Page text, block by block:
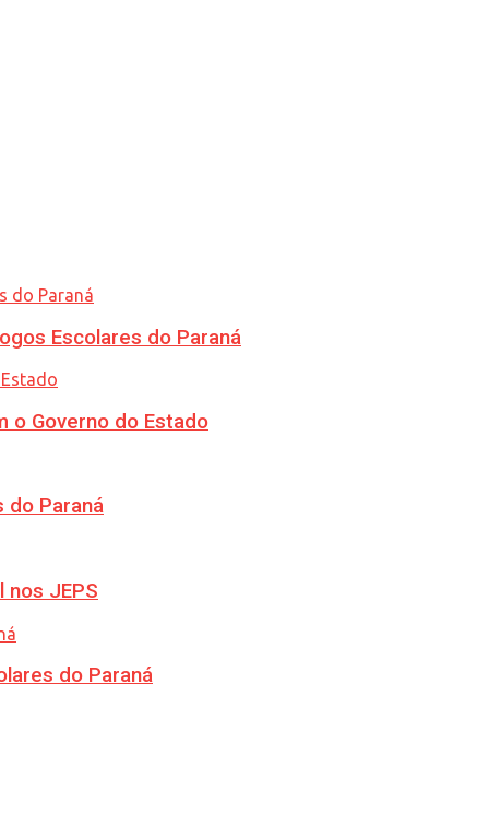
Escolares do Paraná
o Governo do Estado
do Paraná
JEPS
do Paraná